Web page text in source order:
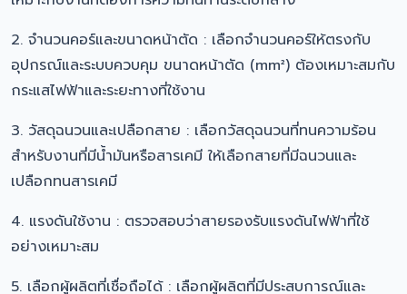
2. จำนวนคอร์และขนาดหน้าตัด : เลือกจำนวนคอร์ให้ตรงกับ
อุปกรณ์และระบบควบคุม ขนาดหน้าตัด (mm²) ต้องเหมาะสมกับ
กระแสไฟฟ้าและระยะทางที่ใช้งาน
3. วัสดุฉนวนและเปลือกสาย : เลือกวัสดุฉนวนที่ทนความร้อน
สำหรับงานที่มีน้ำมันหรือสารเคมี ให้เลือกสายที่มีฉนวนและ
เปลือกทนสารเคมี
4. แรงดันใช้งาน : ตรวจสอบว่าสายรองรับแรงดันไฟฟ้าที่ใช้
อย่างเหมาะสม
5. เลือกผู้ผลิตที่เชื่อถือได้ : เลือกผู้ผลิตที่มีประสบการณ์และ